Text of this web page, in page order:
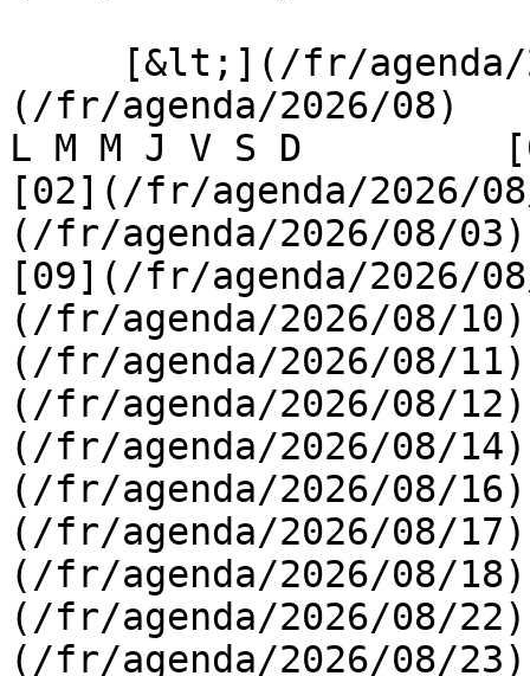
(/fr/agenda/2026/08)
L M M J V S D
[02](/fr/agenda/2026/
(/fr/agenda/2026/08/
[09](/fr/agenda/2026/
(/fr/agenda/2026/08/
(/fr/agenda/2026/08/
(/fr/agenda/2026/08/
(/fr/agenda/2026/08/
(/fr/agenda/2026/08/
(/fr/agenda/2026/08/
(/fr/agenda/2026/08/
(/fr/agenda/2026/08/
(/fr/agenda/2026/08/